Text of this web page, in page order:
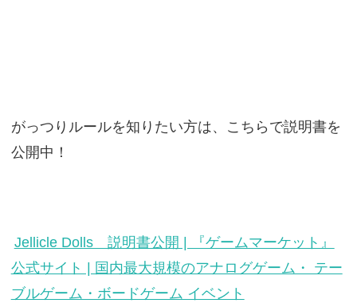
がっつりルールを知りたい方は、こちらで説明書を
公開中！
Jellicle Dolls 説明書公開 | 『ゲームマーケット』
公式サイト | 国内最大規模のアナログゲーム・ テー
ブルゲーム・ボードゲーム イベント